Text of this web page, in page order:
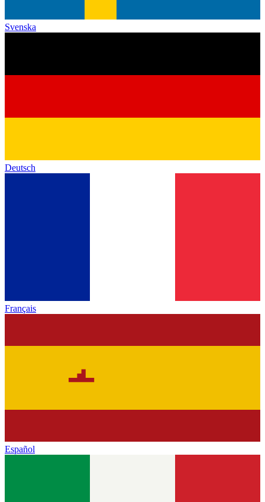
Svenska
Deutsch
Français
Español